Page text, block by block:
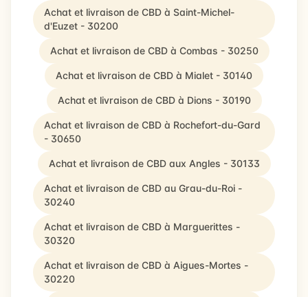
Achat et livraison de CBD à Saint-Michel-
d'Euzet - 30200
Achat et livraison de CBD à Combas - 30250
Achat et livraison de CBD à Mialet - 30140
Achat et livraison de CBD à Dions - 30190
Achat et livraison de CBD à Rochefort-du-Gard
- 30650
Achat et livraison de CBD aux Angles - 30133
Achat et livraison de CBD au Grau-du-Roi -
30240
Achat et livraison de CBD à Marguerittes -
30320
Achat et livraison de CBD à Aigues-Mortes -
30220